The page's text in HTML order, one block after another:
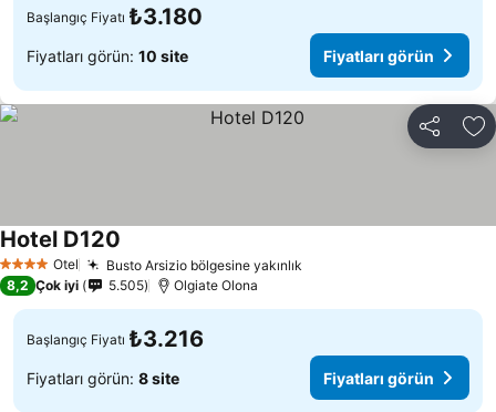
Başlangıç Fiyatı ₺3.180
Fiyatları görün: 10 site Fiyatları görün
Paylaş
4 Yıldız Otel Busto Arsizio bölgesine yakınlık
Hotel D120
8,2 Çok iyi 5.505 Olgiate Olona
Başlangıç Fiyatı ₺3.216
Fiyatları görün: 8 site Fiyatları görün